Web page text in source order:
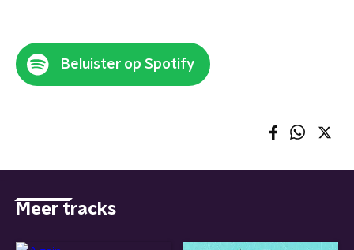
Beluister op Spotify
Meer tracks